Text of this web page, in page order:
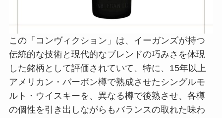
この「コンヴィクション」は、イーガンズが持つ
伝統的な技術と現代的なブレンドの巧みさを体現
した銘柄として評価されていて、特に、15年以上
アメリカン・バーボン樽で熟成させたシングルモ
ルト・ウイスキーを、異なる樽で後熟させ、各樽
の個性を引き出しながらもバランスの取れた味わ